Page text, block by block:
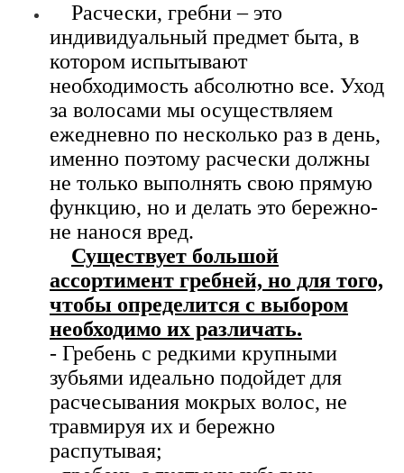
Расчески, гребни – это
индивидуальный предмет быта, в
котором испытывают
необходимость абсолютно все. Уход
за волосами мы осуществляем
ежедневно по несколько раз в день,
именно поэтому расчески должны
не только выполнять свою прямую
функцию, но и делать это бережно-
не нанося вред.
Существует большой
ассортимент гребней, но для того,
чтобы определится с выбором
необходимо их различать.
- Гребень с редкими крупными
зубьями идеально подойдет для
расчесывания мокрых волос, не
травмируя их и бережно
распутывая;